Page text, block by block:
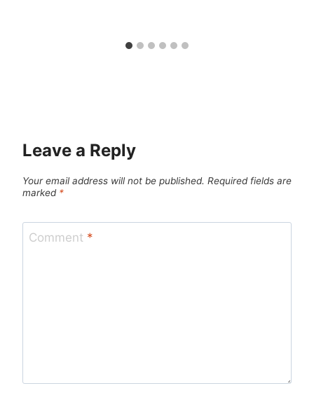
Leave a Reply
Your email address will not be published. Required fields are
marked *
Comment *